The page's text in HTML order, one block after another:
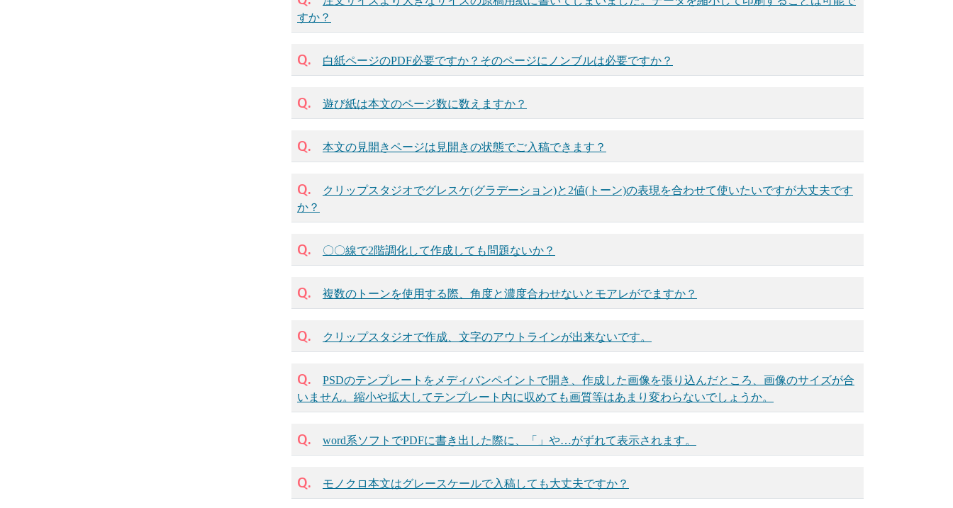
すか？
Q. 白紙ページのPDF必要ですか？そのページにノンブルは必要ですか？
Q. 遊び紙は本文のページ数に数えますか？
Q. 本文の見開きページは見開きの状態でご入稿できます？
Q.
クリップスタジオでグレスケ(グラデーション)と2値(トーン)の表現を合わせて使いたいですが大丈夫です
か？
Q. 〇〇線で2階調化して作成しても問題ないか？
Q. 複数のトーンを使用する際、角度と濃度合わせないとモアレがでますか？
Q. クリップスタジオで作成、文字のアウトラインが出来ないです。
Q.
PSDのテンプレートをメディバンペイントで開き、作成した画像を張り込んだところ、画像のサイズが合
いません。縮小や拡大してテンプレート内に収めても画質等はあまり変わらないでしょうか。
Q. word系ソフトでPDFに書き出した際に、「」や…がずれて表示されます。
Q. モノクロ本文はグレースケールで入稿しても大丈夫ですか？